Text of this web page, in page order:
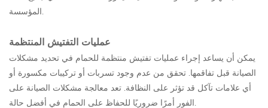
المؤسسة.
عمليات التفتيش المنتظمة
يمكن أن يساعد إجراء عمليات تفتيش منتظمة للحمام في تحديد مشكلات
الصيانة قبل تفاقمها. تحقق من عدم وجود تسربات أو تركيبات مكسورة أو
أي علامات تآكل قد تؤثر على النظافة. تعد معالجة مشكلات الصيانة على
الفور أمرًا ضروريًا للحفاظ على الحمام في أفضل حالة.